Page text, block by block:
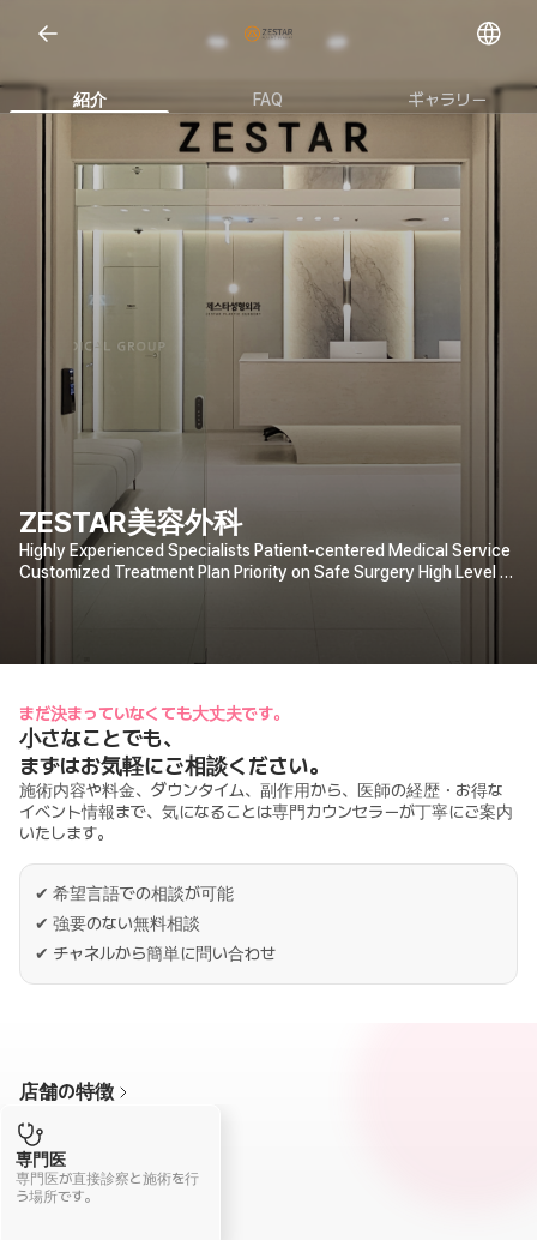
紹介 FAQ ギャラリー
ZESTAR美容外科
Highly Experienced Specialists Patient-centered Medical Service
Customized Treatment Plan Priority on Safe Surgery High Level of
まだ決まっていなくても大丈夫です。
小さなことでも、
まずはお気軽にご相談ください。
施術内容や料金、ダウンタイム、副作用から、医師の経歴・お得な
イベント情報まで、気になることは専門カウンセラーが丁寧にご案内
いたします。
✔ 希望言語での相談が可能
✔ 強要のない無料相談
✔ チャネルから簡単に問い合わせ
店舗の特徴
専門医
専門医が直接診察と施術を行
う場所です。